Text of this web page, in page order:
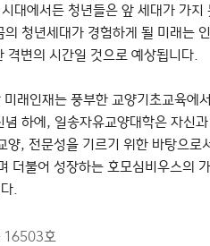
대에서든 청년들은 앞 세대가 가지
청년세대가 경험하게 될 미래는
격변의 시간일 것으로 예상됩니다.
래인재는 풍부한 교양기초교육에
하에, 일송자유교양대학은 자신과
양, 전문성을 기르기 위한 바탕으로
더불어 성장하는 호모심비우스의
.
16503호